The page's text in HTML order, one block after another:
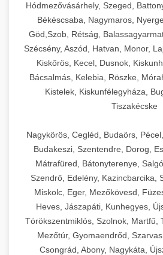
Hódmezővásárhely, Szeged,
Békéscsaba, Nagymaros,
Göd,Szob, Rétság,
Szécsény, Aszód, Hatvan, Monor,
Kiskőrös, Kecel, Dusnok,
Bácsalmás, Kelebia, Röszke,
Kistelek, Kiskunfélegyháza,
Tiszakécske
Nagykörös, Cegléd, Budaörs,
Budakeszi, Szentendre, Dorog,
Mátrafüred, Bátonyterenye,
Szendrő, Edelény, Kazincbarcika,
Miskolc, Eger, Mezőkövesd,
Heves, Jászapáti, Kunhegyes,
Törökszentmiklós, Szolnok, Martfű,
Mezőtúr, Gyomaendrőd,
Csongrád, Abony, Nagykáta,